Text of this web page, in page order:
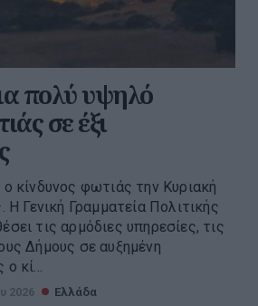
πολύ υψηλό
σε έξι
κίνδυνος φωτιάς την Κυριακή
H Γενική Γραμματεία Πολιτικής
τις αρμόδιες υπηρεσίες, τις
Δήμους σε αυξημένη
κί...
2026 Ελλάδα